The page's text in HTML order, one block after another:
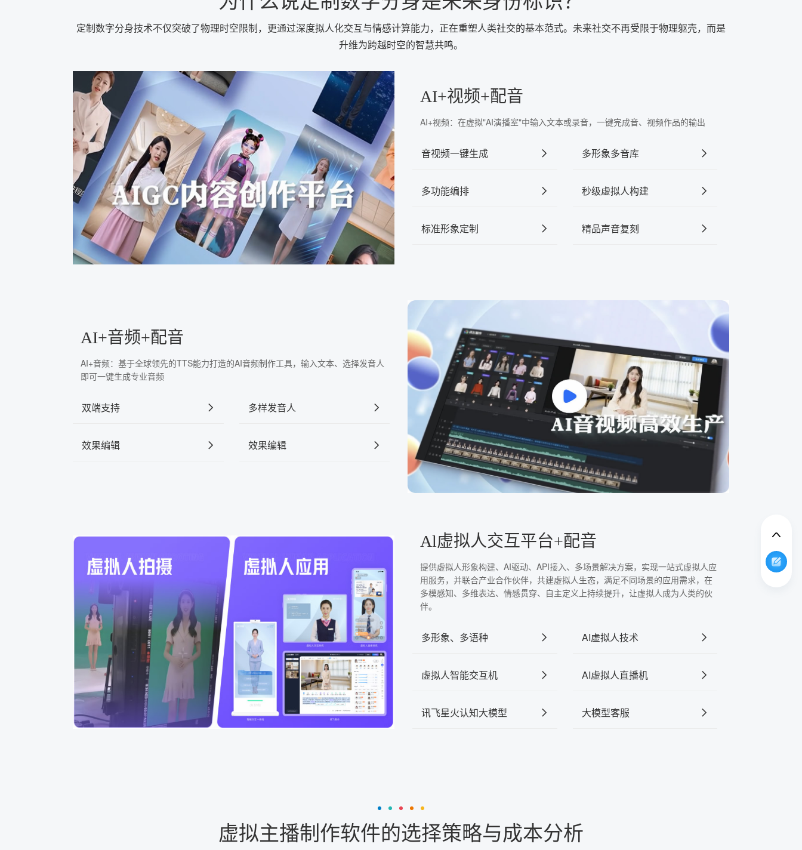
定制数字分身技术不仅突破了物理时空限制，更通过深度拟人化交互与情感计算能力，正在重塑人类社交的基本范式。未来社交不再受限于物理躯壳，而是
升维为跨越时空的智慧共鸣。
AI+视频+配音
AI+视频：在虚拟"AI演播室"中输入文本或录音，一键完成音、视频作品的输出
音视频一键生成 多形象多音库
多功能编排 秒级虚拟人构建
标准形象定制 精品声音复刻
AI+音频+配音
AI+音频：基于全球领先的TTS能力打造的AI音频制作工具，输入文本、选择发音人
即可一键生成专业音频
双端支持 多样发音人
效果编辑 效果编辑
Al虚拟人交互平台+配音
提供虚拟人形象构建、AI驱动、API接入、多场景解决方案，实现一站式虚拟人应
用服务，并联合产业合作伙伴，共建虚拟人生态，满足不同场景的应用需求，在
多模感知、多维表达、情感贯穿、自主定义上持续提升，让虚拟人成为人类的伙
伴。
多形象、多语种 AI虚拟人技术
虚拟人智能交互机 AI虚拟人直播机
讯飞星火认知大模型 大模型客服
虚拟主播制作软件的选择策略与成本分析